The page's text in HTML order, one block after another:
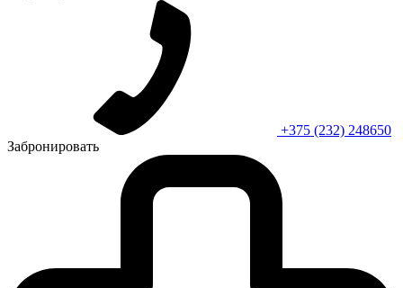
+375 (232) 248650
Забронировать